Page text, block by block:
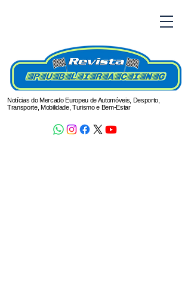
Notícias do Mercado Europeu de Automóveis, Desporto,
Transporte, Mobilidade, Turismo e Bem-Estar